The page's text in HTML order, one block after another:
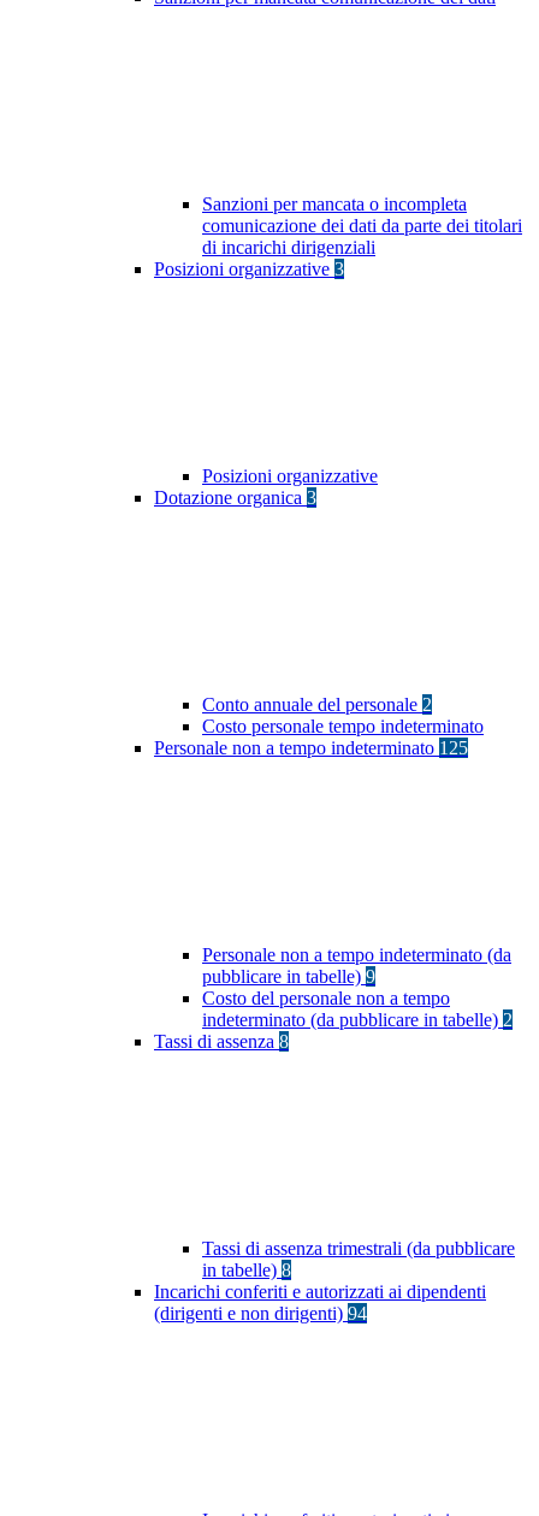
Sanzioni per mancata o incompleta
comunicazione dei dati da parte dei titolari
di incarichi dirigenziali
Posizioni organizzative 3
Posizioni organizzative
Dotazione organica 3
Conto annuale del personale 2
Costo personale tempo indeterminato
Personale non a tempo indeterminato 125
Personale non a tempo indeterminato (da
pubblicare in tabelle) 9
Costo del personale non a tempo
indeterminato (da pubblicare in tabelle) 2
Tassi di assenza 8
Tassi di assenza trimestrali (da pubblicare
in tabelle) 8
Incarichi conferiti e autorizzati ai dipendenti
(dirigenti e non dirigenti) 94